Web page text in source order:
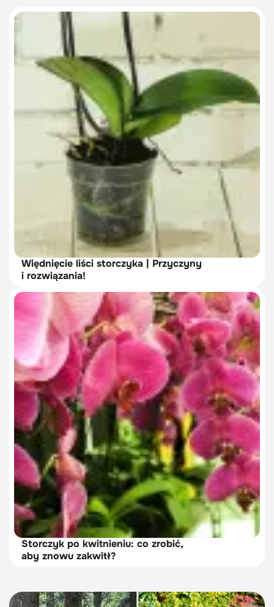
Więdnięcie liści storczyka | Przyczyny
i rozwiązania!
Storczyk po kwitnieniu: co zrobić,
aby znowu zakwitł?